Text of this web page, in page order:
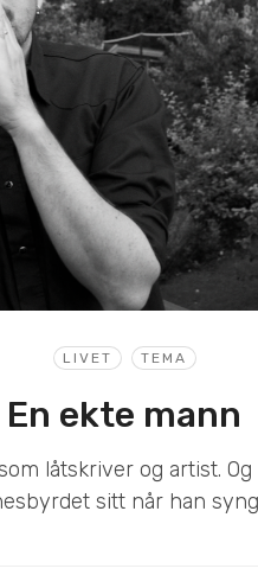
LIVET TEMA
En ekte mann
låtskriver og artist.
sitt når han